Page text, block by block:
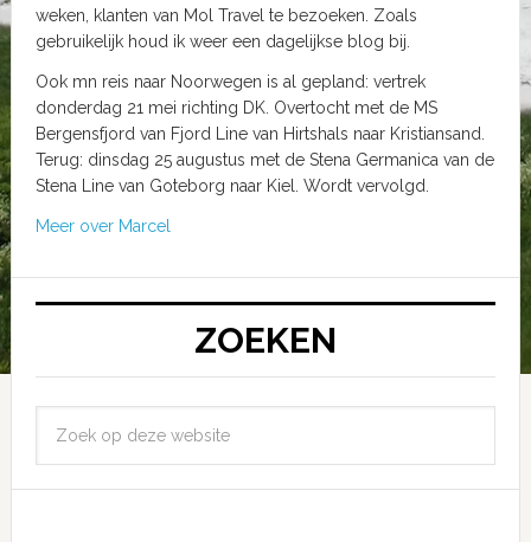
weken, klanten van Mol Travel te bezoeken. Zoals
gebruikelijk houd ik weer een dagelijkse blog bij.
Ook mn reis naar Noorwegen is al gepland: vertrek
donderdag 21 mei richting DK. Overtocht met de MS
Bergensfjord van Fjord Line van Hirtshals naar Kristiansand.
Terug: dinsdag 25 augustus met de Stena Germanica van de
Stena Line van Goteborg naar Kiel. Wordt vervolgd.
Meer over Marcel
ZOEKEN